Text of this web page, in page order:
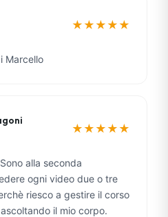
★ ★ ★ ★ ★
Marcello
★ ★ ★ ★ ★
alla seconda
ogni video due o tre
riesco a gestire il corso
il mio corpo.